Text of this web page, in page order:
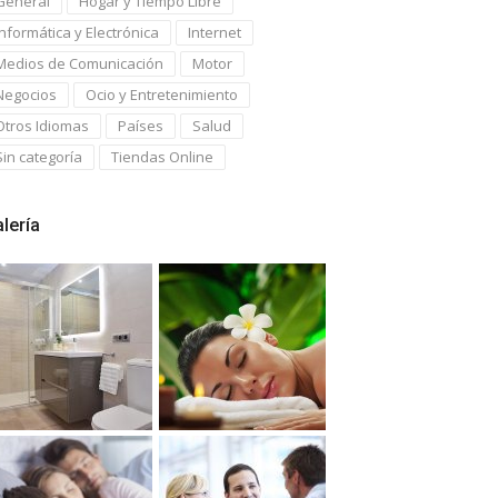
y Electrónica
Internet
de Comunicación
Motor
Ocio y Entretenimiento
Idiomas
Países
Salud
categoría
Tiendas Online